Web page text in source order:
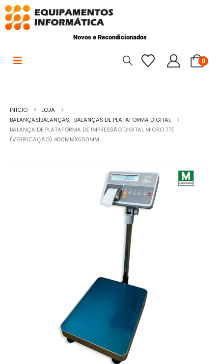
Novos e Recondicionados
0
INÍCIO
LOJA
BALANÇAS|BALANÇAS, BALANÇAS DE PLATAFORMA DIGITAL
BALANÇA DE PLATAFORMA DE IMPRESSÃO DIGITAL MICRO T7E
(VERIFICAÇÃO) 400MMX500MM